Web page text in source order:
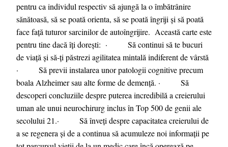
pentru ca individul respectiv să ajungă la o îmbătrânire
sănătoasă, să se poată orienta, să se poată îngriji și să poată
face față tuturor sarcinilor de autoîngrijire. Această carte este
pentru tine dacă îți dorești: · Să continui să te bucuri
de viață și să-ți păstrezi agilitatea mintală indiferent de vârstă
· Să previi instalarea unor patologii cognitive precum
boala Alzheimer sau alte forme de demență. · Să
descoperi concluziile despre puterea incredibilă a creierului
uman ale unui neurochirurg inclus în Top 500 de genii ale
secolului 21.· Să înveți despre capacitatea creierului de
a se regenera și de a continua să acumuleze noi informații pe